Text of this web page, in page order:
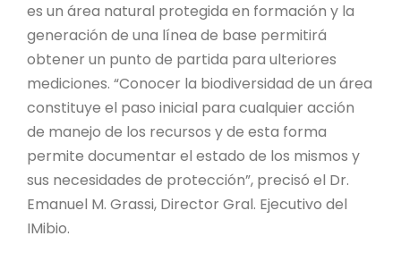
es un área natural protegida en formación y la
generación de una línea de base permitirá
obtener un punto de partida para ulteriores
mediciones. “Conocer la biodiversidad de un área
constituye el paso inicial para cualquier acción
de manejo de los recursos y de esta forma
permite documentar el estado de los mismos y
sus necesidades de protección”, precisó el Dr.
Emanuel M. Grassi, Director Gral. Ejecutivo del
IMibio.